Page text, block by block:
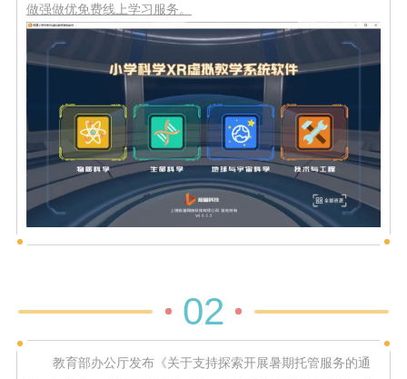
做强做优免费线上学习服务。
02
教育部办公厅发布《关于支持探索开展暑期托管服务的通